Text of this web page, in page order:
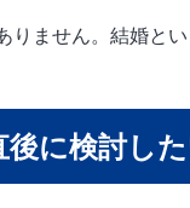
ません。結婚と
に検討し